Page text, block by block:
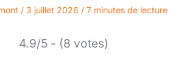
/ 3 juillet 2026 / 7 minutes de lecture
4.9/5 - (8 votes)